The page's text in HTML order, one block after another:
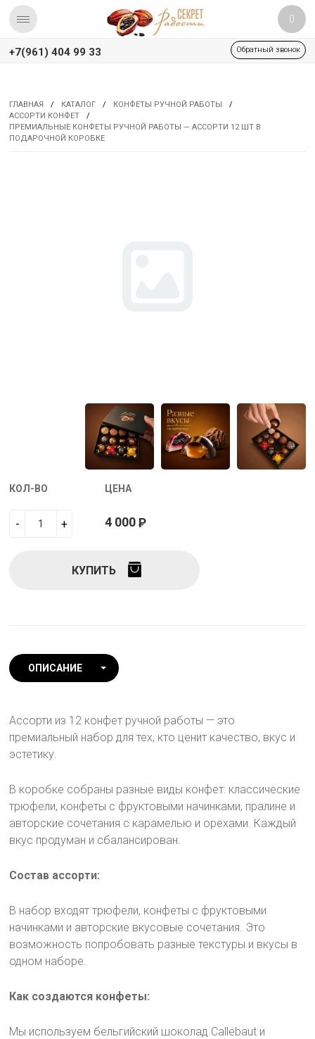
0
+7(961) 404 99 33 Обратный звонок
ГЛАВНАЯ / КАТАЛОГ / КОНФЕТЫ РУЧНОЙ РАБОТЫ
/
АССОРТИ КОНФЕТ
/
ПРЕМИАЛЬНЫЕ КОНФЕТЫ РУЧНОЙ РАБОТЫ — АССОРТИ 12 ШТ В
ПОДАРОЧНОЙ КОРОБКЕ
КОЛ-ВО
- +
ЦЕНА
4 000Р
КУПИТЬ
ОПИСАНИЕ
Ассорти из 12 конфет ручной работы — это
премиальный набор для тех, кто ценит качество, вкус и
эстетику.
В коробке собраны разные виды конфет: классические
трюфели, конфеты с фруктовыми начинками, пралине и
авторские сочетания с карамелью и орехами. Каждый
вкус продуман и сбалансирован.
Состав ассорти:
В набор входят трюфели, конфеты с фруктовыми
начинками и авторские вкусовые сочетания. Это
возможность попробовать разные текстуры и вкусы в
одном наборе.
Как создаются конфеты:
Мы используем бельгийский шоколад Callebaut и